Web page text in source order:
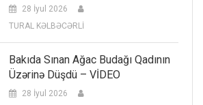
28 İyul 2026
TURAL KƏLBƏCƏRLİ
Bakıda Sınan Ağac Budağı Qadının
Üzərinə Düşdü – VİDEO
28 İyul 2026